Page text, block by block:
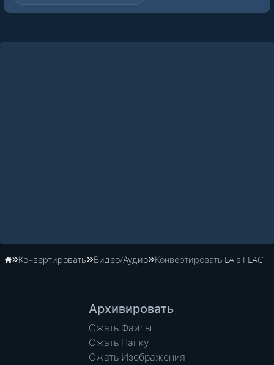
Главная
Конвертировать Видео/Аудио Конвертировать LA в FLAC
Архивировать
Сжать Файлы
Сжать Папку
Сжать Изображения